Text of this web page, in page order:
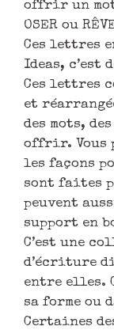
offrir un mot
OSER ou
Ces lettres
Ideas, c’est
Ces lettres
et
des mots,
offrir. Vous
les façons
sont faites
peuvent
support en
C’est une
d’écriture
entre elles.
sa forme ou
Certaines